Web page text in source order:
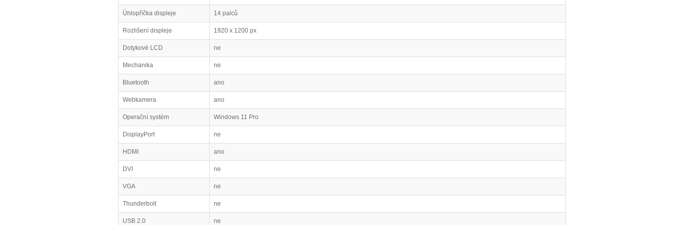
Úhlopříčka displeje 14 palců
Rozlišení displeje 1920 x 1200 px
Dotykové LCD ne
Mechanika ne
Bluetooth ano
Webkamera ano
Operační systém Windows 11 Pro
DisplayPort ne
HDMI ano
DVI ne
VGA ne
Thunderbolt ne
USB 2.0 ne